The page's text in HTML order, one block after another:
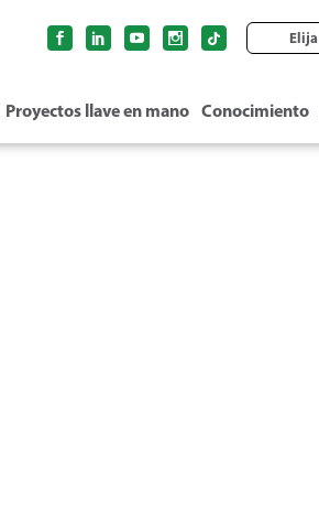
Proyectos llave en mano Conocimiento